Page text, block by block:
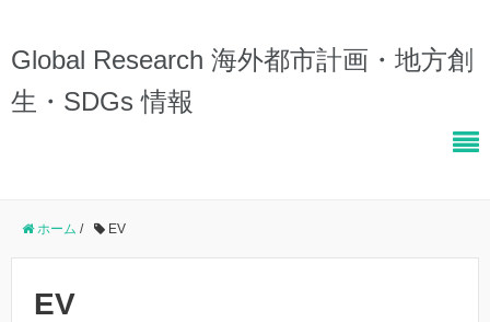
Global Research 海外都市計画・地方創
生・SDGs 情報
ホーム / EV
EV